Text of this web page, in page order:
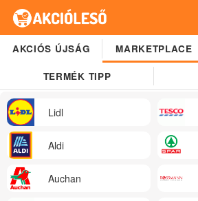
AKCIÓS ÚJSÁG MARKETPLACE
TERMÉK TIPP
Lidl
Aldi
Auchan